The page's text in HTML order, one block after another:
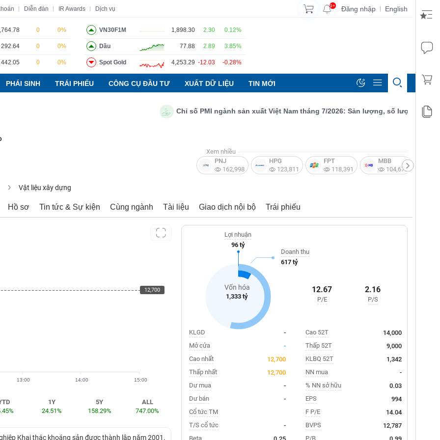
Diễn đàn IR Awards Dịch vụ 9+ Đăng nhập | English
0 0%
292.64 0 0%
442.05 0 0%
VN30F1M 1,898.30 2.30 0.12%
Dầu 77.88 2.89 3.85%
Spot Gold 4,253.29 -12.03 -0.28%
PHÁI SINH TRÁI PHIẾU CÔNG CỤ ĐẦU TƯ XUẤT DỮ LIỆU TIN MỚI
Chỉ số PMI ngành sản xuất Việt Nam tháng 7/2026: Sản lượng, số lượng đơn đặt
Vật liệu xây dựng
Xem nhiều
PNJ
162,998
HPG
123,811
FPT
118,391
MBB
104,672
Hồ sơ Tin tức & Sự kiện Cùng ngành Tài liệu Giao dịch nội bộ Trái phiếu
12,700
13:00 14:00 15:00
12,700
1Y
24.51%
5Y
158.29%
ALL
747.00%
Khai thác khoáng sản được thành lập năm 2001.
Vốn hóa
1,333 tỷ
Lợi nhuận
96 tỷ
Doanh thu
617 tỷ
12.67
P/E
2.16
P/S
KLGD
-
Mở cửa
-
Cao nhất
12,700
Thấp nhất
12,700
Dư mua
-
Dư bán
-
Cổ tức TM
T/S cổ tức
-
Beta
0.25
Cao 52T
14,000
Thấp 52T
9,000
KLBQ 52T
1,342
NN mua
-
% NN sở hữu
0.03
EPS
994
F P/E
14.04
BVPS
12,787
P/B
0.99
Báo cáo phân tích Thuật ngữ